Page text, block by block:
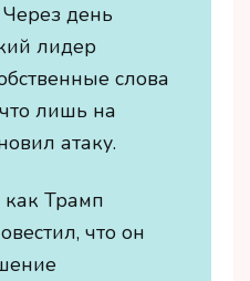
день
лидер
слова
лишь на
атаку.
как Трамп
что он